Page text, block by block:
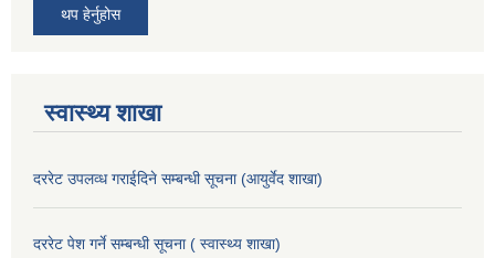
थप हेर्नुहोस
स्वास्थ्य शाखा
दररेट उपलव्ध गराईदिने सम्बन्धी सूचना (आयुर्वेद शाखा)
दररेट पेश गर्ने सम्बन्धी सूचना ( स्वास्थ्य शाखा)